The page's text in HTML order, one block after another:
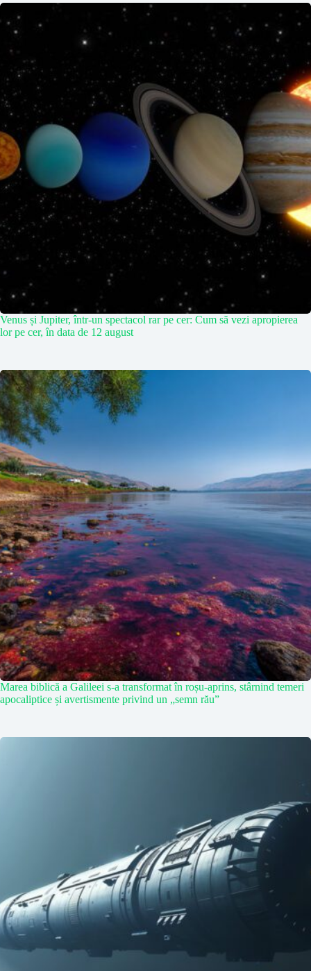
Venus și Jupiter, într-un spectacol rar pe cer: Cum să vezi apropierea
lor pe cer, în data de 12 august
Marea biblică a Galileei s-a transformat în roșu-aprins, stârnind temeri
apocaliptice și avertismente privind un „semn rău”